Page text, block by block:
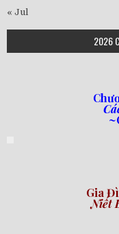
« Jul
2026
Gia
Niết